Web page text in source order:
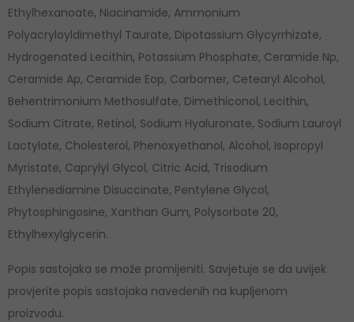
Ethylhexanoate, Niacinamide, Ammonium
Polyacryloyldimethyl Taurate, Dipotassium Glycyrrhizate,
Hydrogenated Lecithin, Potassium Phosphate, Ceramide Np,
Ceramide Ap, Ceramide Eop, Carbomer, Cetearyl Alcohol,
Behentrimonium Methosulfate, Dimethiconol, Lecithin,
Sodium Citrate, Retinol, Sodium Hyaluronate, Sodium Lauroyl
Lactylate, Cholesterol, Phenoxyethanol, Alcohol, Isopropyl
Myristate, Caprylyl Glycol, Citric Acid, Trisodium
Ethylenediamine Disuccinate, Pentylene Glycol,
Phytosphingosine, Xanthan Gum, Polysorbate 20,
Ethylhexylglycerin.
Popis sastojaka se može promijeniti. Savjetuje se da uvijek
provjerite popis sastojaka navedenih na kupljenom
proizvodu.